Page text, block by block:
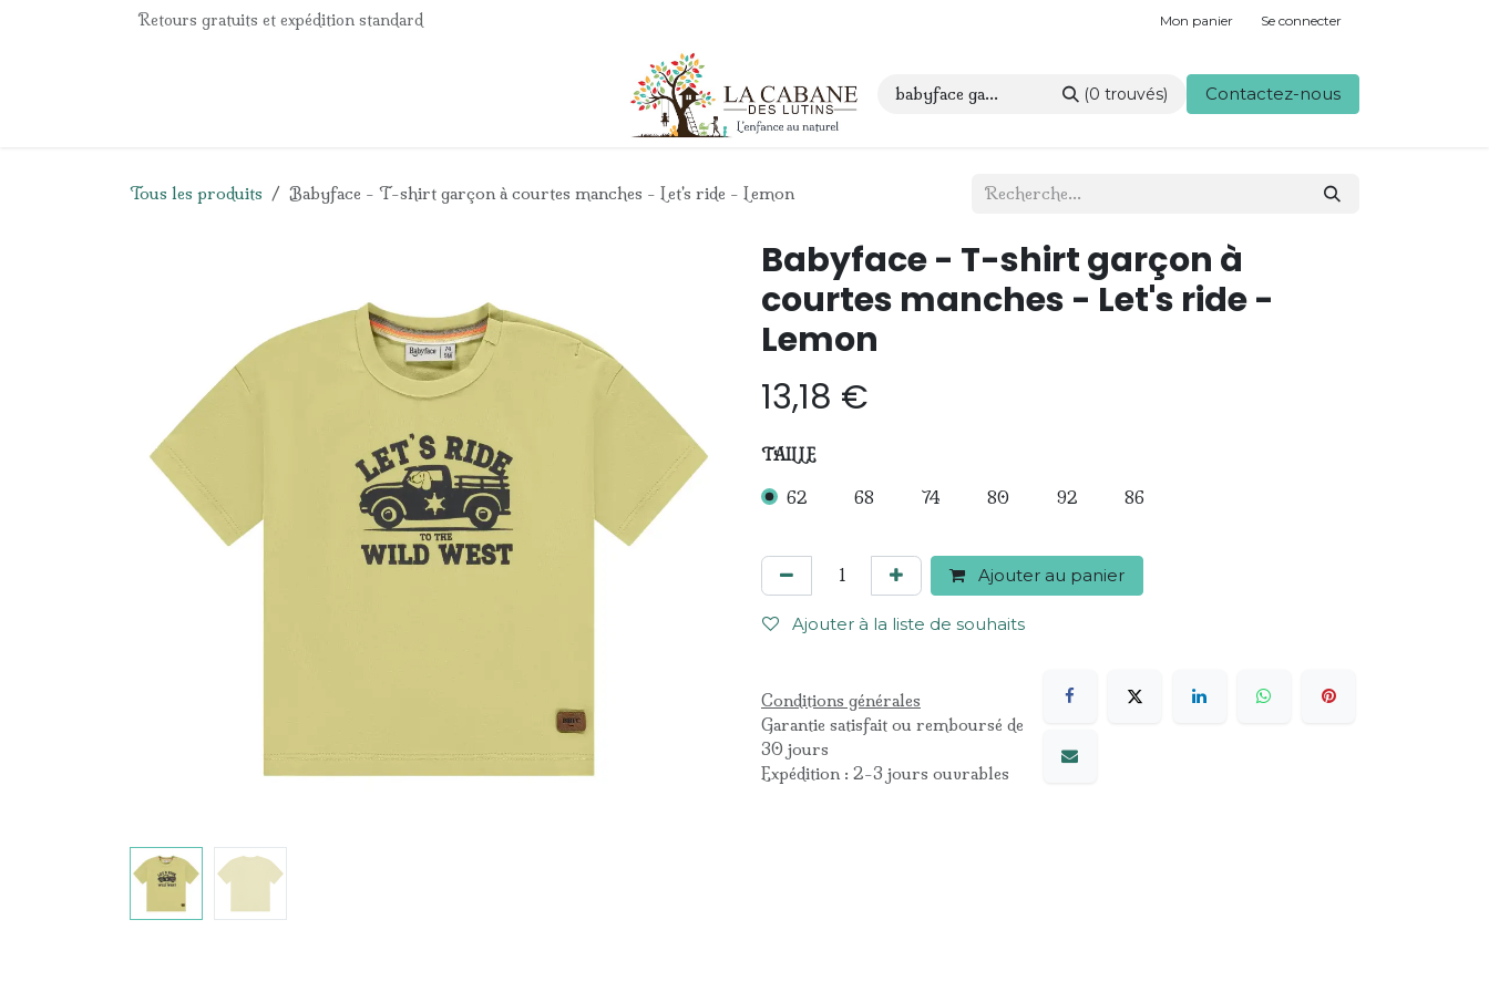
Se rendre au contenuRetours gratuits et expédition standard Mon panier Se connecter
Contact (0 trouvés) Contactez-nous
Tous les produits Babyface - T-shirt garçon à courtes manches - Let's ride - Lemon
Babyface - T-shirt garçon à
courtes manches - Let's ride -
Lemon
13,18 €
TAILLE
62 68 74 80 92 86
Ajouter au panier
Ajouter à la liste de souhaits
Conditions générales
Garantie satisfait ou remboursé de
30 jours
Expédition : 2-3 jours ouvrables